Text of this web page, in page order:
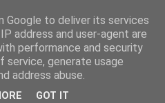
která s námi může žít v bytě,
také starostem.
Google to deliver its services
address and user-agent are
performance and security
generate usage
address abuse.
GOT IT